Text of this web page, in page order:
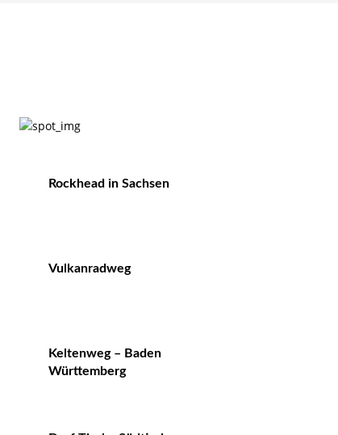
Rockhead in Sachsen
Vulkanradweg
Keltenweg – Baden
Württemberg